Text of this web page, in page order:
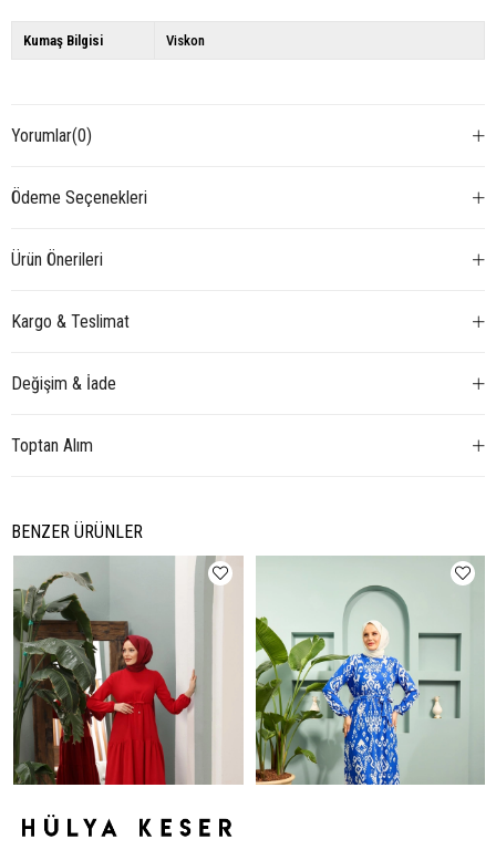
Kumaş Bilgisi Viskon
Yorumlar(0)
Ödeme Seçenekleri
Ürün Önerileri
Kargo & Teslimat
Değişim & İade
Toptan Alım
BENZER ÜRÜNLER